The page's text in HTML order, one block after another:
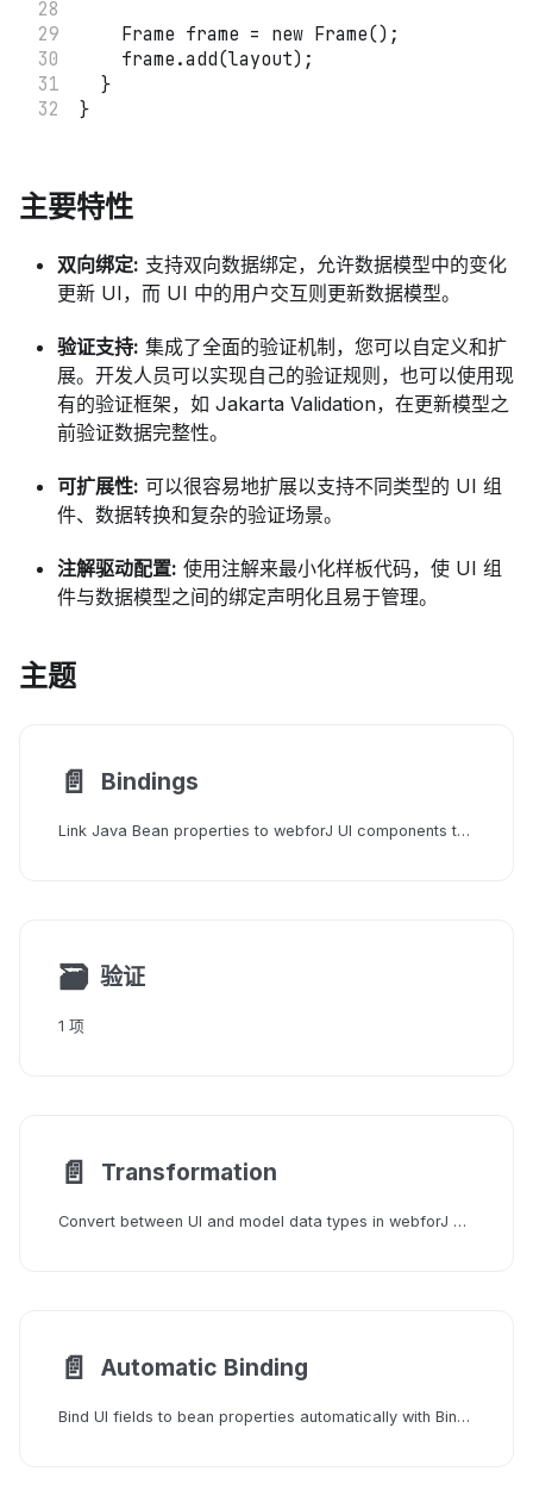
Frame frame = new Frame() ;
    frame
.add(layout) ;
}
}
主要特性
双向绑定: 支持双向数据绑定，允许数据模型中的变化
更新 UI，而 UI 中的用户交互则更新数据模型。
验证支持: 集成了全面的验证机制，您可以自定义和扩
展。开发人员可以实现自己的验证规则，也可以使用现
有的验证框架，如 Jakarta Validation，在更新模型之
前验证数据完整性。
可扩展性: 可以很容易地扩展以支持不同类型的 UI 组
件、数据转换和复杂的验证场景。
注解驱动配置: 使用注解来最小化样板代码，使 UI 组
件与数据模型之间的绑定声明化且易于管理。
主题
📄️ Bindings
Link Java Bean properties to webforJ UI components through BindingContext to synchronize reads and writes between model and view.
🗃 验证
1 项
📄️ Transformation
Convert between UI and model data types in webforJ bindings by implementing the Transformer interface and wiring it via useTransformer.
📄️ Automatic Binding
Bind UI fields to bean properties automatically with BindingContext.of using UseProperty, BindingExclude, and UseValidator annotations.